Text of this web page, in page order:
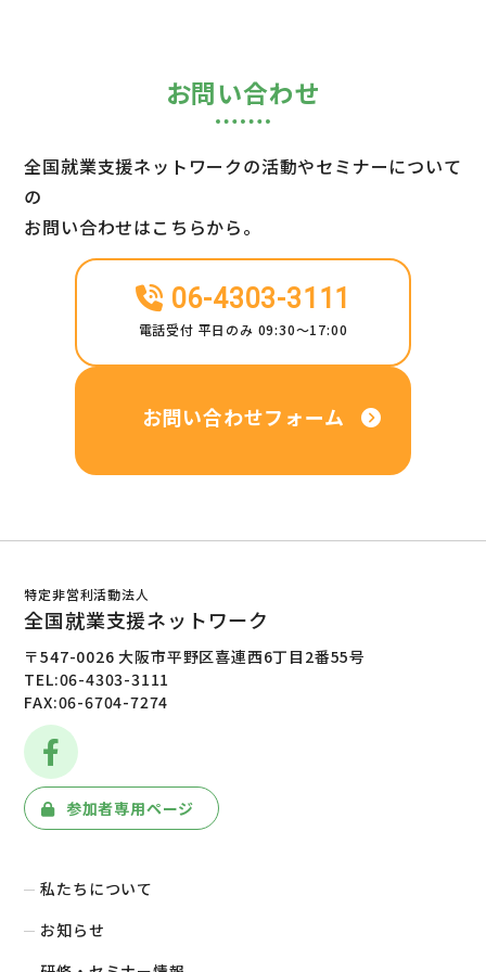
お問い合わせ
全国就業支援ネットワークの活動やセミナーについて
の
お問い合わせはこちらから。
06-4303-3111
電話受付 平日のみ 09:30～17:00
お問い合わせフォーム
特定非営利活動法人
全国就業支援ネットワーク
〒547-0026 大阪市平野区喜連西6丁目2番55号
TEL:06-4303-3111
FAX:06-6704-7274
参加者専用ページ
私たちについて
お知らせ